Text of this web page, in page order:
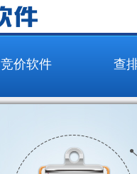
竞价软件 查